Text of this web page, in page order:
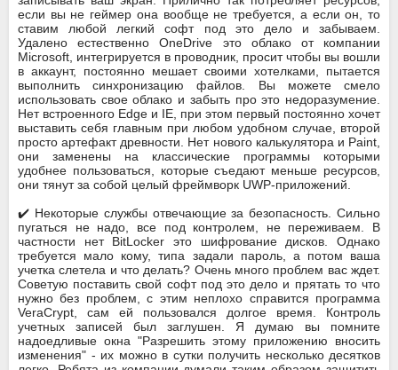
если вы не геймер она вообще не требуется, а если он, то
ставим любой легкий софт под это дело и забываем.
Удалено естественно OneDrive это облако от компании
Microsoft, интегрируется в проводник, просит чтобы вы вошли
в аккаунт, постоянно мешает своими хотелками, пытается
выполнить синхронизацию файлов. Вы можете смело
использовать свое облако и забыть про это недоразумение.
Нет встроенного Edge и IE, при этом первый постоянно хочет
выставить себя главным при любом удобном случае, второй
просто артефакт древности. Нет нового калькулятора и Paint,
они заменены на классические программы которыми
удобнее пользоваться, которые съедают меньше ресурсов,
они тянут за собой целый фреймворк UWP-приложений.
✔️ Некоторые службы отвечающие за безопасность. Сильно
пугаться не надо, все под контролем, не переживаем. В
частности нет BitLocker это шифрование дисков. Однако
требуется мало кому, типа задали пароль, а потом ваша
учетка слетела и что делать? Очень много проблем вас ждет.
Советую поставить свой софт под это дело и прятать то что
нужно без проблем, с этим неплохо справится программа
VeraCrypt, сам ей пользовался долгое время. Контроль
учетных записей был заглушен. Я думаю вы помните
надоедливые окна "Разрешить этому приложению вносить
изменения" - их можно в сутки получить несколько десятков